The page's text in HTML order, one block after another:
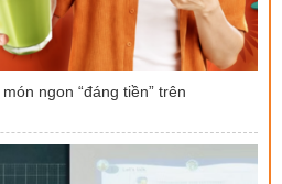
ngon “đáng tiền” trên